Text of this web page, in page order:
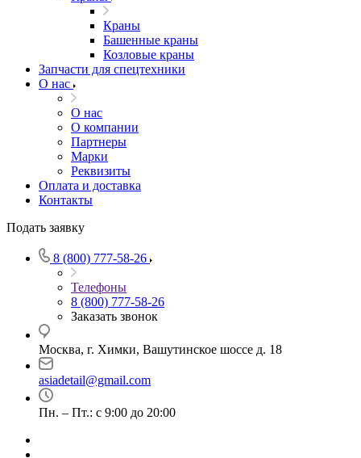
Краны
Башенные краны
Козловые краны
Запчасти для спецтехники
О нас
О нас
О компании
Партнеры
Марки
Реквизиты
Оплата и доставка
Контакты
Подать заявку
8 (800) 777-58-26
Телефоны
8 (800) 777-58-26
Заказать звонок
Москва, г. Химки, Вашутинское шоссе д. 18
asiadetail@gmail.com
Пн. – Пт.: с 9:00 до 20:00